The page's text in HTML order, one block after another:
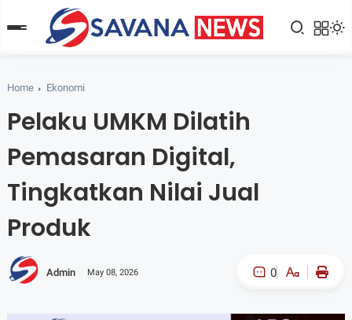
Home Ekonomi
Pelaku UMKM Dilatih
Pemasaran Digital,
Tingkatkan Nilai Jual
Produk
Admin May 08, 2026 0